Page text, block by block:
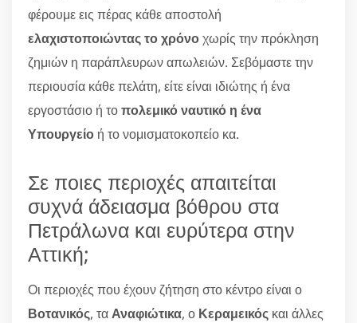
φέρουμε εις πέρας κάθε αποστολή
ελαχιστοποιώντας το χρόνοχωρίς την πρόκληση
ζημιών η παράπλευρων απωλειών. Σεβόμαστε την
περιουσία κάθε πελάτη, είτε είναι ιδιώτης ή ένα
εργοστάσιο ή τοπολεμικό ναυτικό η ένα
Υπουργείο ή το νομισματοκοπείο κα.
Σε ποιες περιοχές απαιτείται
συχνά άδειασμα βόθρου στα
Πετράλωνα και ευρύτερα στην
Αττική;
Οι περιοχές που έχουν ζήτηση στο κέντρο είναι ο
Βοτανικός, ταΑναφιώτικα, ο Κεραμεικός και άλλες